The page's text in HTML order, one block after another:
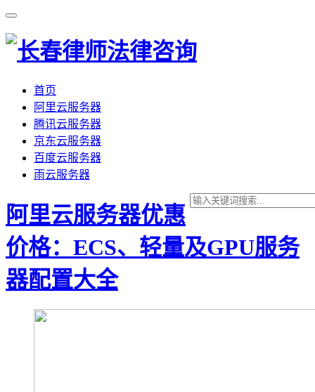
首页
阿里云服务器
腾讯云服务器
京东云服务器
百度云服务器
雨云服务器
阿里云服务器优惠
价格：ECS、轻量及GPU服务
器配置大全